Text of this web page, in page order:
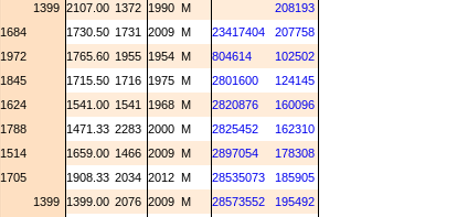
1399 2107.00 1372 1990 M
208193
1684 1730.50 1731 2009 M 23417404
207758
1972 1765.60 1955 1954 M 804614
102502
1845 1715.50 1716 1975 M 2801600
124145
1624 1541.00 1541 1968 M 2820876
160096
1788 1471.33 2283 2000 M 2825452
162310
1514 1659.00 1466 2009 M 2897054
178308
1705 1908.33 2034 2012 M 28535073
185905
1399 1399.00 2076 2009 M 28573552
195492